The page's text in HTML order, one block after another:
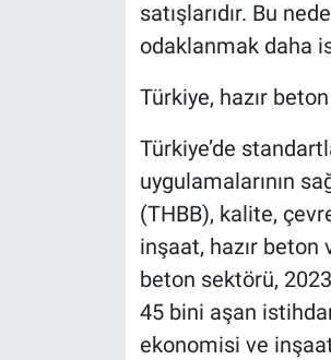
satışlarıdır. Bu
odaklanmak daha
Türkiye, hazır
Türkiye’de
uygulamalarının
(THBB), kalite,
inşaat, hazır beton
beton sektörü,
45 bini aşan
ekonomisi ve